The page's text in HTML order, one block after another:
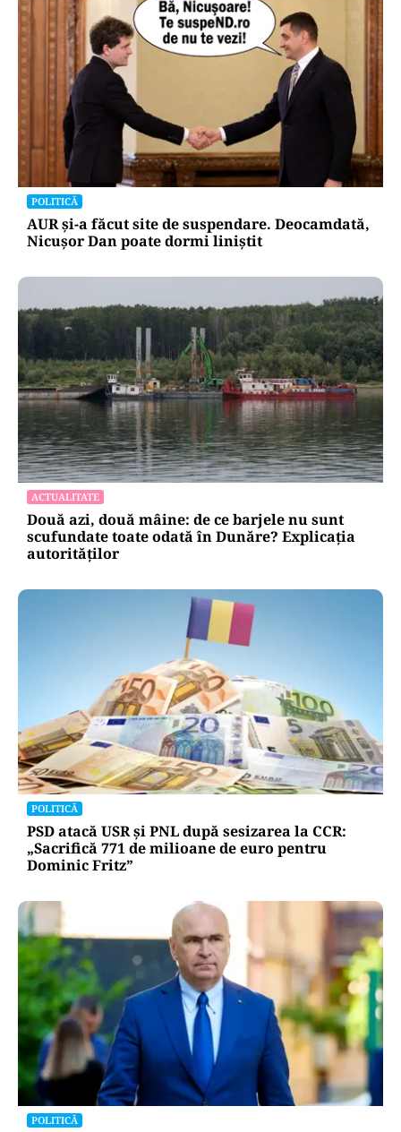
POLITICĂ
AUR și-a făcut site de suspendare. Deocamdată,
Nicușor Dan poate dormi liniștit
ACTUALITATE
Două azi, două mâine: de ce barjele nu sunt
scufundate toate odată în Dunăre? Explicația
autorităților
POLITICĂ
PSD atacă USR și PNL după sesizarea la CCR:
„Sacrifică 771 de milioane de euro pentru
Dominic Fritz”
POLITICĂ